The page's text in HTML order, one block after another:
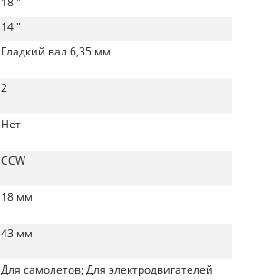
14 "
Гладкий вал 6,35 мм
2
Нет
CCW
18 мм
43 мм
Для самолетов; Для электродвигателей